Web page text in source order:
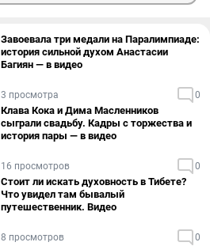
Завоевала три медали на Паралимпиаде:
история сильной духом Анастасии
Багиян — в видео
3 просмотра 0
Клава Кока и Дима Масленников
сыграли свадьбу. Кадры с торжества и
история пары — в видео
16 просмотров 0
Стоит ли искать духовность в Тибете?
Что увидел там бывалый
путешественник. Видео
8 просмотров 0